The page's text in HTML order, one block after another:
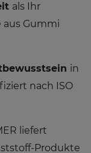
als Ihr
aus Gummi
in
nach ISO
liefert
Produkte